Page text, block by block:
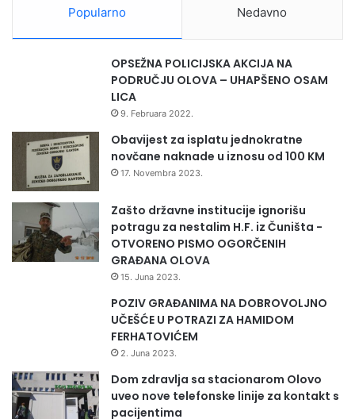
Popularno Nedavno
OPSEŽNA POLICIJSKA AKCIJA NA
PODRUČJU OLOVA – UHAPŠENO OSAM
LICA
9. Februara 2022.
Obavijest za isplatu jednokratne
novčane naknade u iznosu od 100 KM
17. Novembra 2023.
Zašto državne institucije ignorišu
potragu za nestalim H.F. iz Čuništa -
OTVORENO PISMO OGORČENIH
GRAĐANA OLOVA
15. Juna 2023.
POZIV GRAĐANIMA NA DOBROVOLJNO
UČEŠĆE U POTRAZI ZA HAMIDOM
FERHATOVIĆEM
2. Juna 2023.
Dom zdravlja sa stacionarom Olovo
uveo nove telefonske linije za kontakt s
pacijentima